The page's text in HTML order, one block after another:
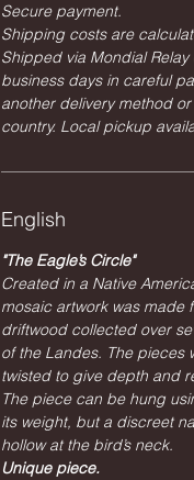
Secure payment.
Shipping costs are
Shipped via Mondial
business days in careful
another delivery method
country. Local pickup
English
"The Eagle’s Circle"
Created in a Native
mosaic artwork was made
driftwood collected over
of the Landes. The pieces
twisted to give depth and
The piece can be hung
its weight, but a discreet
hollow at the bird’s neck.
Unique piece.